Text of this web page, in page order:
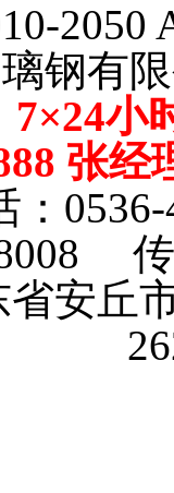
2050
璃钢有
7×24小
张
：
传
省安丘